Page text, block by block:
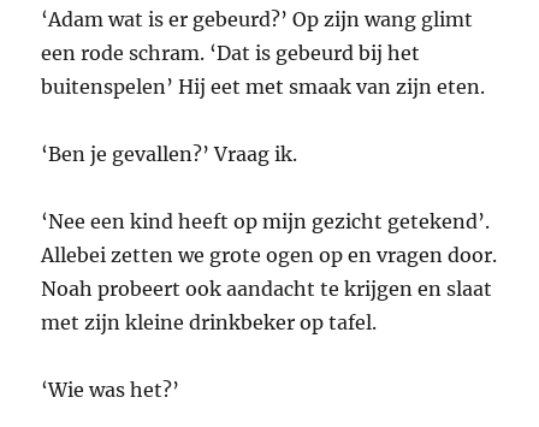
‘Adam wat is er gebeurd?’ Op zijn wang glimt
een rode schram. ‘Dat is gebeurd bij het
buitenspelen’ Hij eet met smaak van zijn eten.
‘Ben je gevallen?’ Vraag ik.
‘Nee een kind heeft op mijn gezicht getekend’.
Allebei zetten we grote ogen op en vragen door.
Noah probeert ook aandacht te krijgen en slaat
met zijn kleine drinkbeker op tafel.
‘Wie was het?’